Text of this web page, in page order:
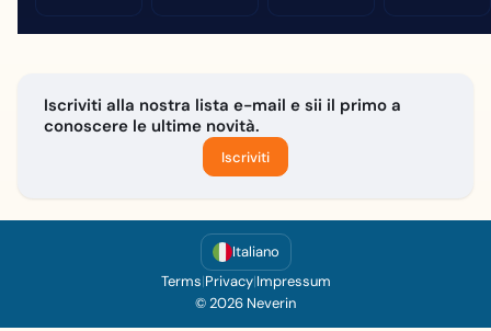
Iscriviti alla nostra lista e-mail e sii il primo a
conoscere le ultime novità.
Iscriviti
Italiano
Terms|Privacy|Impressum
© 2026 Neverin